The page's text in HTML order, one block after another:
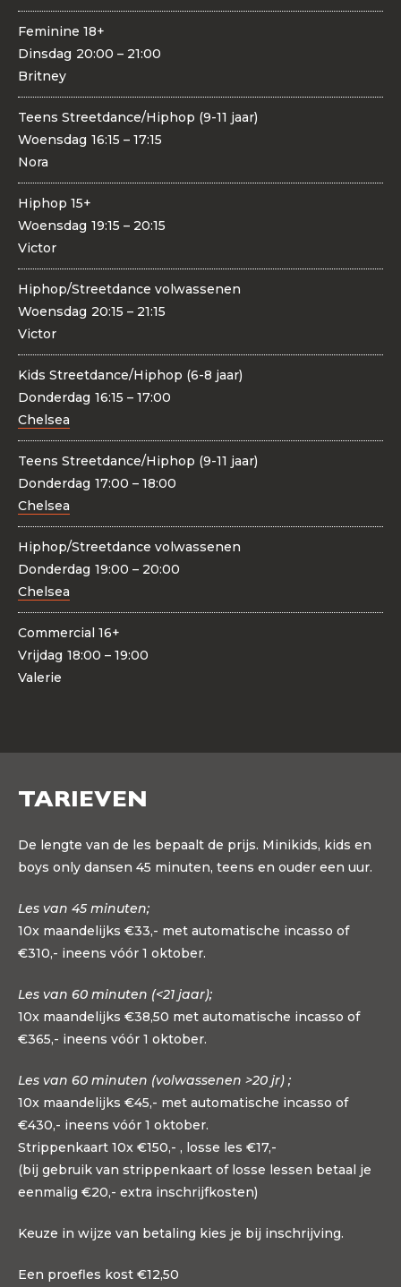
Dinsdag 20:00 – 21:00
Feminine 18+
Britney
Woensdag 16:15 – 17:15
Teens Streetdance/Hiphop (9-11 jaar)
Nora
Woensdag 19:15 – 20:15
Hiphop 15+
Victor
Woensdag 20:15 – 21:15
Hiphop/Streetdance volwassenen
Victor
Donderdag 16:15 – 17:00
Kids Streetdance/Hiphop (6-8 jaar)
Chelsea
Donderdag 17:00 – 18:00
Teens Streetdance/Hiphop (9-11 jaar)
Chelsea
Donderdag 19:00 – 20:00
Hiphop/Streetdance volwassenen
Chelsea
Vrijdag 18:00 – 19:00
Commercial 16+
Valerie
TARIEVEN
De lengte van de les bepaalt de prijs. Minikids, kids en
boys only dansen 45 minuten, teens en ouder een uur.
Les van 45 minuten;
10x maandelijks €33,- met automatische incasso of
€310,- ineens vóór 1 oktober.
Les van 60 minuten (<21 jaar);
10x maandelijks €38,50 met automatische incasso of
€365,- ineens vóór 1 oktober.
Les van 60 minuten (volwassenen >20 jr) ;
10x maandelijks €45,- met automatische incasso of
€430,- ineens vóór 1 oktober.
Strippenkaart 10x €150,- , losse les €17,-
(bij gebruik van strippenkaart of losse lessen betaal je
eenmalig €20,- extra inschrijfkosten)
Keuze in wijze van betaling kies je bij inschrijving.
Een proefles kost €12,50